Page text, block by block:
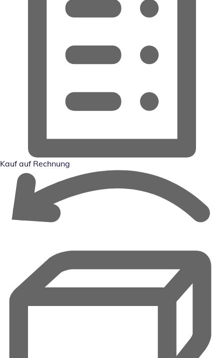
Kauf auf Rechnung